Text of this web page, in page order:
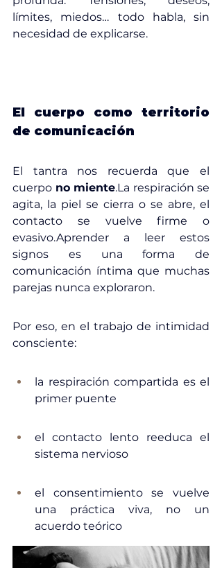
límites, miedos… todo habla, sin
necesidad de explicarse.
El cuerpo como territorio
de comunicación
El tantra nos recuerda que el
cuerpo no miente.La respiración se
agita, la piel se cierra o se abre, el
contacto se vuelve firme o
evasivo.Aprender a leer estos
signos es una forma de
comunicación íntima que muchas
parejas nunca exploraron.
Por eso, en el trabajo de intimidad
consciente:
la respiración compartida es el
primer puente
el contacto lento reeduca el
sistema nervioso
el consentimiento se vuelve
una práctica viva, no un
acuerdo teórico